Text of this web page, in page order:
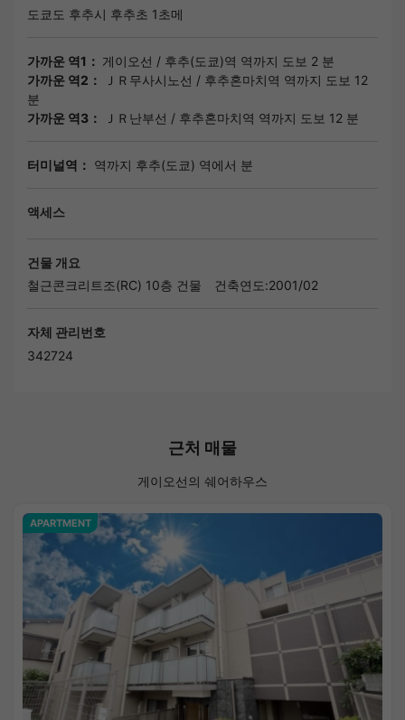
도쿄도 후추시 후추초 1초메
가까운 역1： 게이오선 / 후추(도쿄)역 역까지 도보 2 분
가까운 역2：
ＪＲ무사시노선 / 후추혼마치역 역까지 도보 12
분
가까운 역3：
ＪＲ난부선 / 후추혼마치역 역까지 도보 12 분
터미널역： 역까지 후추(도쿄) 역에서 분
액세스
건물 개요
철근콘크리트조(RC) 10층 건물
건축연도:2001/02
자체 관리번호
342724
근처 매물
게이오선의 쉐어하우스
APARTMENT